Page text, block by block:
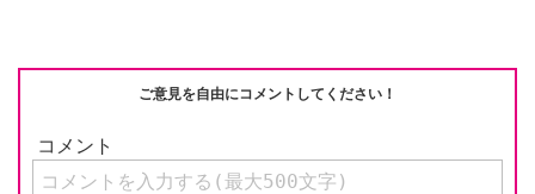
k
ご意見を自由にコメントしてください！